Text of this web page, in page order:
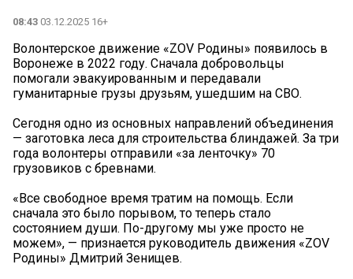
08:43 03.12.2025 16+
Волонтерское движение «ZOV Родины» появилось в
Воронеже в 2022 году. Сначала добровольцы
помогали эвакуированным и передавали
гуманитарные грузы друзьям, ушедшим на СВО.
Сегодня одно из основных направлений объединения
— заготовка леса для строительства блиндажей. За три
года волонтеры отправили «за ленточку» 70
грузовиков с бревнами.
«Все свободное время тратим на помощь. Если
сначала это было порывом, то теперь стало
состоянием души. По-другому мы уже просто не
можем», — признается руководитель движения «ZOV
Родины» Дмитрий Зенищев.